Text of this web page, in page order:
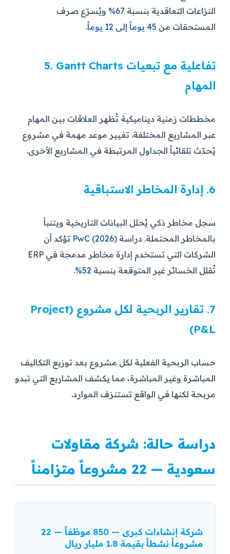
النزاعات التعاقدية بنسبة 67%
ويُسرّع صرف
المستحقات من 45 يوماً إلى 12 يوماً .
5. Gantt Charts تفاعلية مع تبعيات
المهام
مخططات زمنية ديناميكية تُظهر العلاقات بين المهام
عبر المشاريع المختلفة. تغيير موعد مهمة في مشروع
يُحدّث تلقائياً الجداول المرتبطة في المشاريع الأخرى.
6. إدارة المخاطر الاستباقية
سجل مخاطر ذكي يُحلل البيانات التاريخية ويتنبأ
بالمخاطر المحتملة. دراسة PwC (2026) تؤكد أن
الشركات التي تستخدم إدارة مخاطر مدمجة في ERP
تُقلل الخسائر غير المتوقعة بنسبة 52%
.
7. تقارير الربحية لكل مشروع (Project
P&L)
حساب الربحية الفعلية لكل مشروع بعد توزيع التكاليف
المباشرة وغير المباشرة، مما يكشف المشاريع التي تبدو
مربحة لكنها في الواقع تستنزف الموارد.
دراسة حالة: شركة مقاولات
سعودية — 22 مشروعاً متزامناً
شركة إنشاءات كبرى — 850 موظفاً — 22
مشروعاً نشطاً بقيمة 1.8 مليار ريال